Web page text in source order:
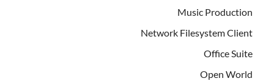
Music Production
Network Filesystem Client
Office Suite
Open World